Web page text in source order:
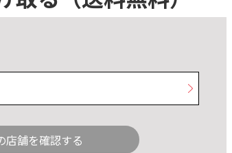
店舗を確認する